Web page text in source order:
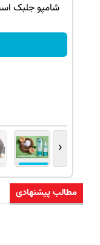
‹
مطالب پیشنهادی